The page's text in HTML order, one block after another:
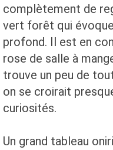
complètement de
vert forêt qui
profond. Il est en
rose de salle à
trouve un peu de
on se croirait
curiosités.
Un grand tableau